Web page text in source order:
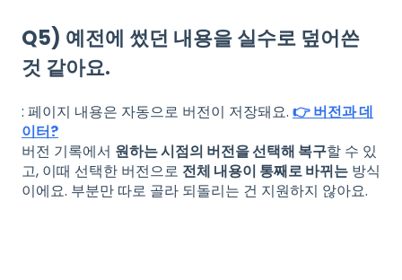
Q5) 예전에 썼던 내용을 실수로 덮어쓴
것 같아요.
: 페이지 내용은 자동으로 버전이 저장돼요. 👉 버전과 데
이터?
버전 기록에서 원하는 시점의 버전을 선택해 복구할 수 있
고, 이때 선택한 버전으로 전체 내용이 통째로 바뀌는 방식
이에요. 부분만 따로 골라 되돌리는 건 지원하지 않아요.